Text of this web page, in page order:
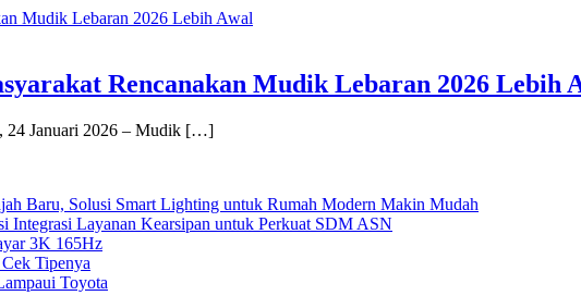
Rencanakan Mudik Lebaran 2026 Lebih
24 Januari 2026 – Mudik […]
Baru, Solusi Smart Lighting untuk Rumah Modern Makin Mudah
Layanan Kearsipan untuk Perkuat SDM ASN
3K 165Hz
Tipenya
Toyota